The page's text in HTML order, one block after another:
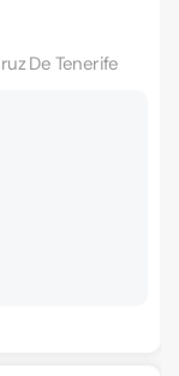
De Tenerife